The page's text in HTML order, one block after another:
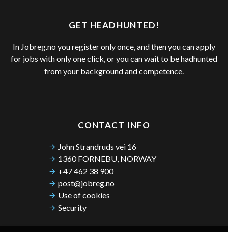
GET HEADHUNTED!
In Jobreg.no you register only once, and then you can apply
for jobs with only one click, or you can wait to be hadhunted
from your background and competence.
CONTACT INFO
John Strandruds vei 16
1360 FORNEBU, NORWAY
+47 462 38 900
post@jobreg.no
Use of cookies
Security